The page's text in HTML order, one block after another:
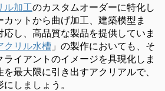
ル加工のカスタムオーダーに特化し
ットから曲げ加工、建築模型ま
し、高品質な製品を提供していま
クリル水槽 」の製作においても、そ
イアントのイメージを具現化しま
最大限に引き出すアクリアルで、
しましょう。